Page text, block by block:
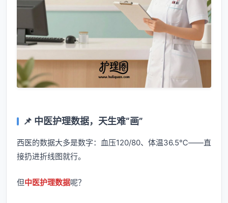
📌 中医护理数据，天生难“画”
西医的数据大多是数字：血压120/80、体温36.5℃——直
接扔进折线图就行。
但中医护理数据呢？